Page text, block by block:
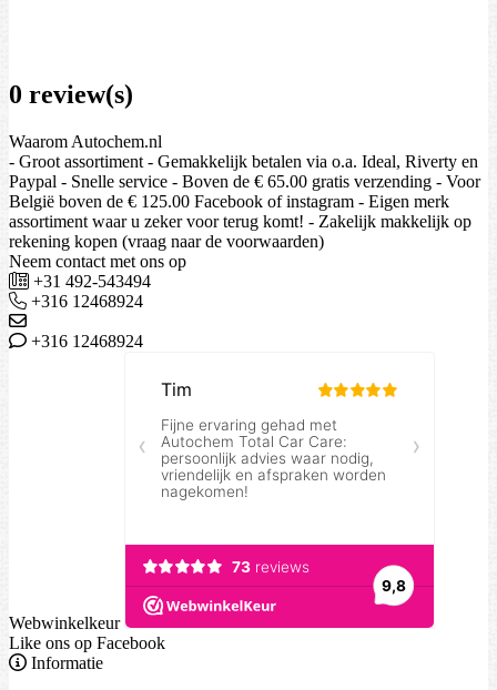
0 review(s)
Waarom Autochem.nl
- Groot assortiment - Gemakkelijk betalen via o.a. Ideal, Riverty en
Paypal - Snelle service - Boven de € 65.00 gratis verzending - Voor
België boven de € 125.00 Facebook of instagram - Eigen merk
assortiment waar u zeker voor terug komt! - Zakelijk makkelijk op
rekening kopen (vraag naar de voorwaarden)
Neem contact met ons op
+31 492-543494
+316 12468924
+316 12468924
Webwinkelkeur
Like ons op Facebook
Informatie